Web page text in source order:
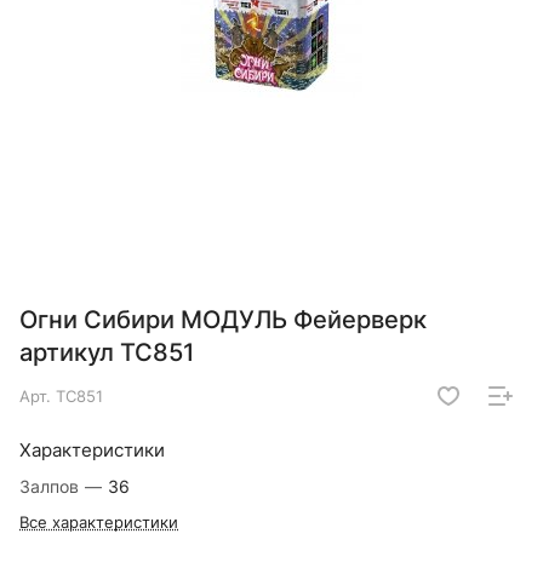
Огни Сибири МОДУЛЬ Фейерверк
артикул ТС851
Арт. ТС851
Характеристики
Залпов — 36
Все характеристики